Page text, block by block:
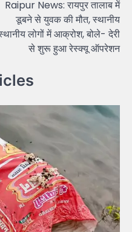
Raipur News: रायपुर तालाब में
डूबने से युवक की मौत, स्थानीय
लोगों में आक्रोश, बोले- देरी
से शुरू हुआ रेस्क्यू ऑपरेशन